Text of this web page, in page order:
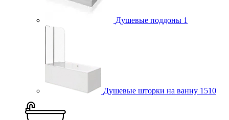
Душевые поддоны 1
Душевые шторки на ванну 1510